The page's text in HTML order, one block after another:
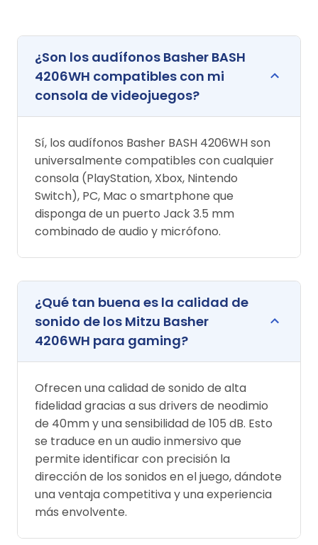
¿Son los audífonos Basher BASH
4206WH compatibles con mi
consola de videojuegos?
Sí, los audífonos Basher BASH 4206WH son
universalmente compatibles con cualquier
consola (PlayStation, Xbox, Nintendo
Switch), PC, Mac o smartphone que
disponga de un puerto Jack 3.5 mm
combinado de audio y micrófono.
¿Qué tan buena es la calidad de
sonido de los Mitzu Basher
4206WH para gaming?
Ofrecen una calidad de sonido de alta
fidelidad gracias a sus drivers de neodimio
de 40mm y una sensibilidad de 105 dB. Esto
se traduce en un audio inmersivo que
permite identificar con precisión la
dirección de los sonidos en el juego, dándote
una ventaja competitiva y una experiencia
más envolvente.